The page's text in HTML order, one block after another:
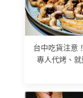
台中吃貨注意
專人代烤、